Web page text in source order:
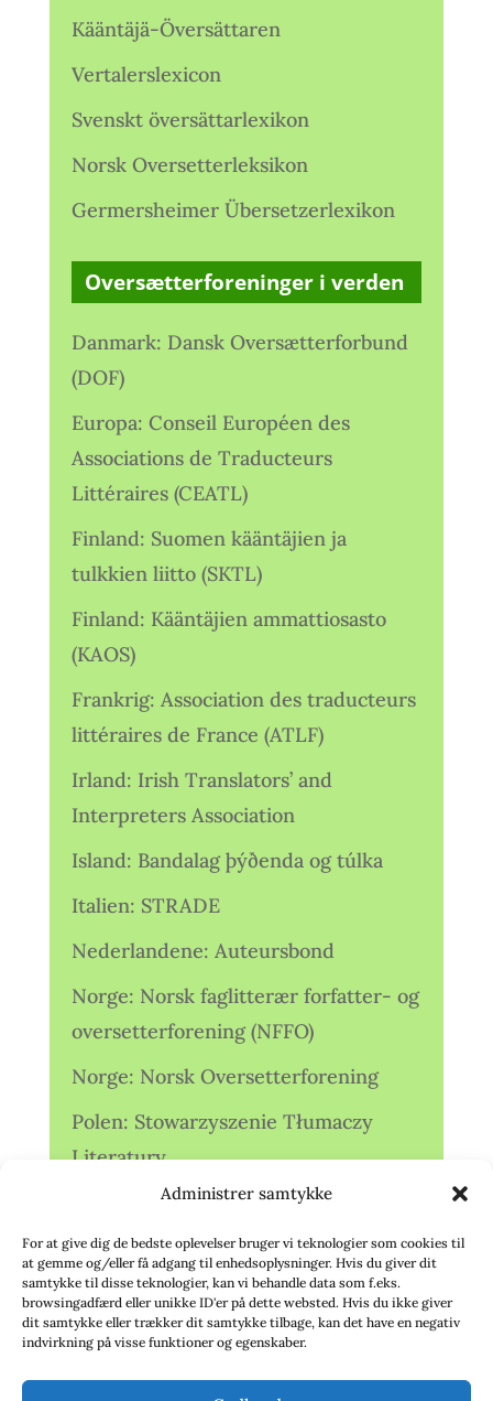
Administrer samtykke
For at give dig de bedste oplevelser bruger vi teknologier som cookies til
at gemme og/eller få adgang til enhedsoplysninger. Hvis du giver dit
samtykke til disse teknologier, kan vi behandle data som f.eks.
browsingadfærd eller unikke ID'er på dette websted. Hvis du ikke giver
dit samtykke eller trækker dit samtykke tilbage, kan det have en negativ
indvirkning på visse funktioner og egenskaber.
Kääntäjä-Översättaren
Vertalerslexicon
Svenskt översättarlexikon
Norsk Oversetterleksikon
Germersheimer Übersetzerlexikon
Oversætterforeninger i verden
Danmark: Dansk Oversætterforbund
(DOF)
Europa: Conseil Européen des
Associations de Traducteurs
Littéraires (CEATL)
Finland: Suomen kääntäjien ja
tulkkien liitto (SKTL)
Finland: Kääntäjien ammattiosasto
(KAOS)
Frankrig: Association des traducteurs
littéraires de France (ATLF)
Irland: Irish Translators’ and
Interpreters Association
Island: Bandalag þýðenda og túlka
Italien: STRADE
Nederlandene: Auteursbond
Norge: Norsk faglitterær forfatter- og
oversetterforening (NFFO)
Norge: Norsk Oversetterforening
Polen: Stowarzyszenie Tłumaczy
Literatury
Storbritannien: Translators
Association (TA)
Sverige: Översättarsektionen (Ö.)
Sverige: Översättarcentrum (ÖC)